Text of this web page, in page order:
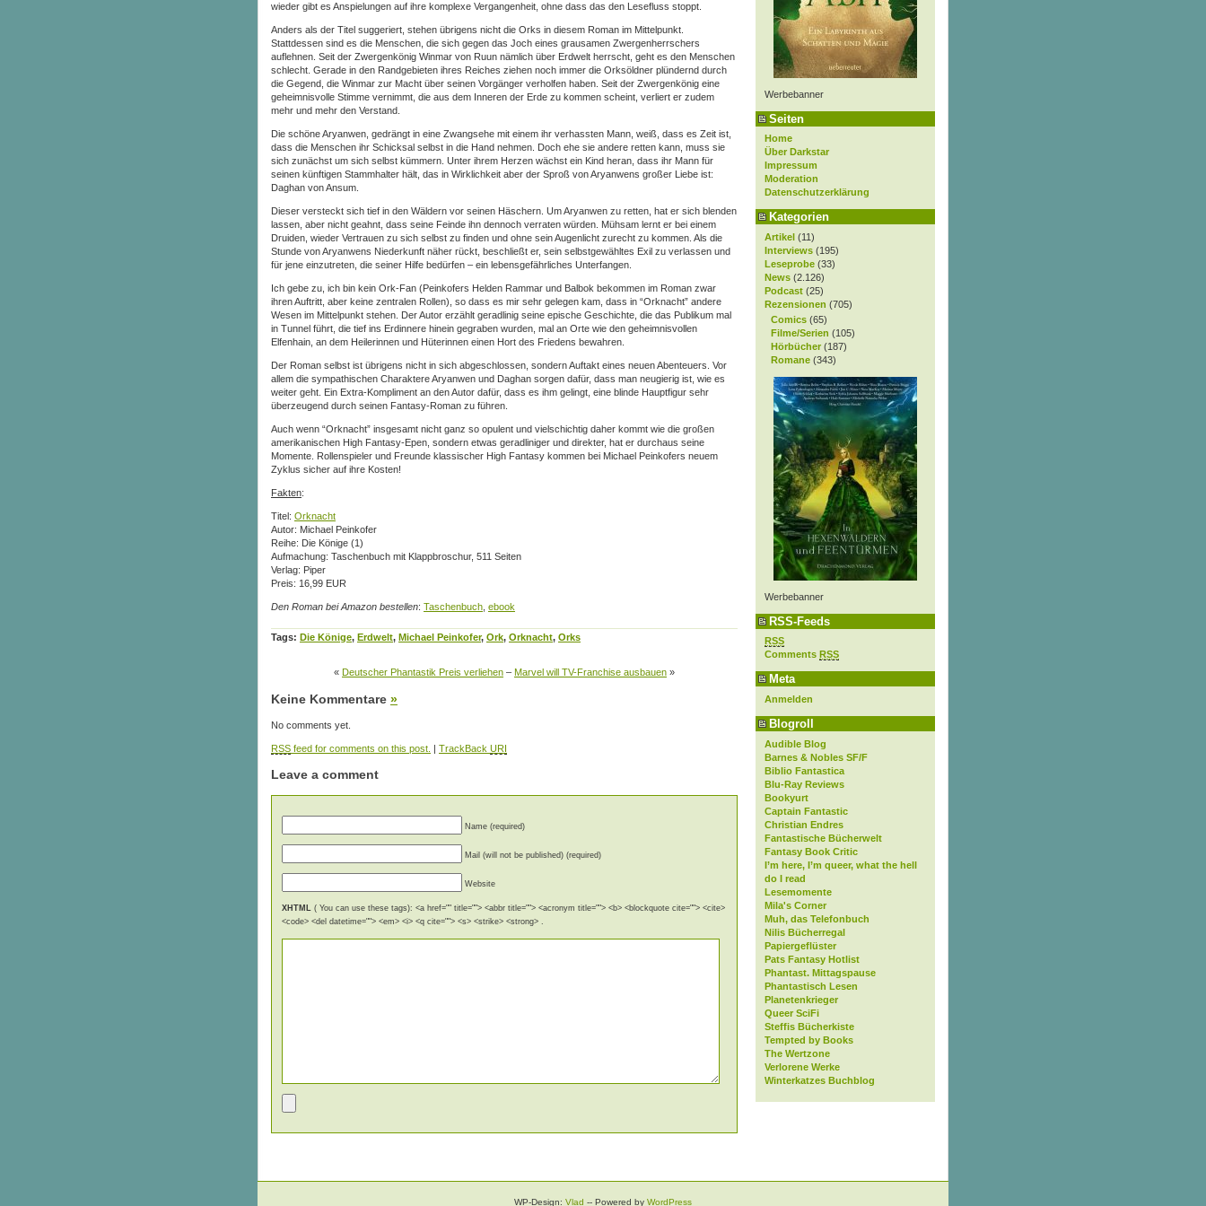
Werbebanner
Seiten
Home
Über Darkstar
Impressum
Moderation
Datenschutzerklärung
Kategorien
Artikel (11)
Interviews (195)
Leseprobe (33)
News (2.126)
Podcast (25)
Rezensionen (705)
Comics (65)
Filme/Serien (105)
Hörbücher (187)
Romane (343)
Werbebanner
RSS-Feeds
RSS
Comments RSS
Meta
Anmelden
Blogroll
Audible Blog
Barnes & Nobles SF/F
Biblio Fantastica
Blu-Ray Reviews
Bookyurt
Captain Fantastic
Christian Endres
Fantastische Bücherwelt
Fantasy Book Critic
I’m here, I’m queer, what the hell
do I read
Lesemomente
Mila's Corner
Muh, das Telefonbuch
Nilis Bücherregal
Papiergeflüster
Pats Fantasy Hotlist
Phantast. Mittagspause
Phantastisch Lesen
Planetenkrieger
Queer SciFi
Steffis Bücherkiste
Tempted by Books
The Wertzone
Verlorene Werke
Winterkatzes Buchblog
wieder gibt es Anspielungen auf ihre komplexe Vergangenheit, ohne dass das den Lesefluss stoppt.
Anders als der Titel suggeriert, stehen übrigens nicht die Orks in diesem Roman im Mittelpunkt.
Stattdessen sind es die Menschen, die sich gegen das Joch eines grausamen Zwergenherrschers
auflehnen. Seit der Zwergenkönig Winmar von Ruun nämlich über Erdwelt herrscht, geht es den Menschen
schlecht. Gerade in den Randgebieten ihres Reiches ziehen noch immer die Orksöldner plündernd durch
die Gegend, die Winmar zur Macht über seinen Vorgänger verholfen haben. Seit der Zwergenkönig eine
geheimnisvolle Stimme vernimmt, die aus dem Inneren der Erde zu kommen scheint, verliert er zudem
mehr und mehr den Verstand.
Die schöne Aryanwen, gedrängt in eine Zwangsehe mit einem ihr verhassten Mann, weiß, dass es Zeit ist,
dass die Menschen ihr Schicksal selbst in die Hand nehmen. Doch ehe sie andere retten kann, muss sie
sich zunächst um sich selbst kümmern. Unter ihrem Herzen wächst ein Kind heran, dass ihr Mann für
seinen künftigen Stammhalter hält, das in Wirklichkeit aber der Sproß von Aryanwens großer Liebe ist:
Daghan von Ansum.
Dieser versteckt sich tief in den Wäldern vor seinen Häschern. Um Aryanwen zu retten, hat er sich blenden
lassen, aber nicht geahnt, dass seine Feinde ihn dennoch verraten würden. Mühsam lernt er bei einem
Druiden, wieder Vertrauen zu sich selbst zu finden und ohne sein Augenlicht zurecht zu kommen. Als die
Stunde von Aryanwens Niederkunft näher rückt, beschließt er, sein selbstgewähltes Exil zu verlassen und
für jene einzutreten, die seiner Hilfe bedürfen – ein lebensgefährliches Unterfangen.
Ich gebe zu, ich bin kein Ork-Fan (Peinkofers Helden Rammar und Balbok bekommen im Roman zwar
ihren Auftritt, aber keine zentralen Rollen), so dass es mir sehr gelegen kam, dass in “Orknacht” andere
Wesen im Mittelpunkt stehen. Der Autor erzählt geradlinig seine epische Geschichte, die das Publikum mal
in Tunnel führt, die tief ins Erdinnere hinein gegraben wurden, mal an Orte wie den geheimnisvollen
Elfenhain, an dem Heilerinnen und Hüterinnen einen Hort des Friedens bewahren.
Der Roman selbst ist übrigens nicht in sich abgeschlossen, sondern Auftakt eines neuen Abenteuers. Vor
allem die sympathischen Charaktere Aryanwen und Daghan sorgen dafür, dass man neugierig ist, wie es
weiter geht. Ein Extra-Kompliment an den Autor dafür, dass es ihm gelingt, eine blinde Hauptfigur sehr
überzeugend durch seinen Fantasy-Roman zu führen.
Auch wenn “Orknacht” insgesamt nicht ganz so opulent und vielschichtig daher kommt wie die großen
amerikanischen High Fantasy-Epen, sondern etwas geradliniger und direkter, hat er durchaus seine
Momente. Rollenspieler und Freunde klassischer High Fantasy kommen bei Michael Peinkofers neuem
Zyklus sicher auf ihre Kosten!
Fakten:
Titel: Orknacht
Autor: Michael Peinkofer
Reihe: Die Könige (1)
Aufmachung: Taschenbuch mit Klappbroschur, 511 Seiten
Verlag: Piper
Preis: 16,99 EUR
Den Roman bei Amazon bestellen: Taschenbuch ebook
Tags: Die Könige, Erdwelt, Michael Peinkofer, Ork, Orknacht, Orks
« Deutscher Phantastik Preis verliehen – Marvel will TV-Franchise ausbauen »
Keine Kommentare »
No comments yet.
RSS feed for comments on this post. | TrackBack URI
Leave a comment
Name (required)
Mail (will not be published) (required)
Website
XHTML
( You can use these tags): <a href="" title=""> <abbr title=""> <acronym title=""> <b> <blockquote cite=""> <cite>
<code> <del datetime=""> <em> <i> <q cite=""> <s> <strike> <strong> .
WP-Design: Vlad -- Powered by WordPress